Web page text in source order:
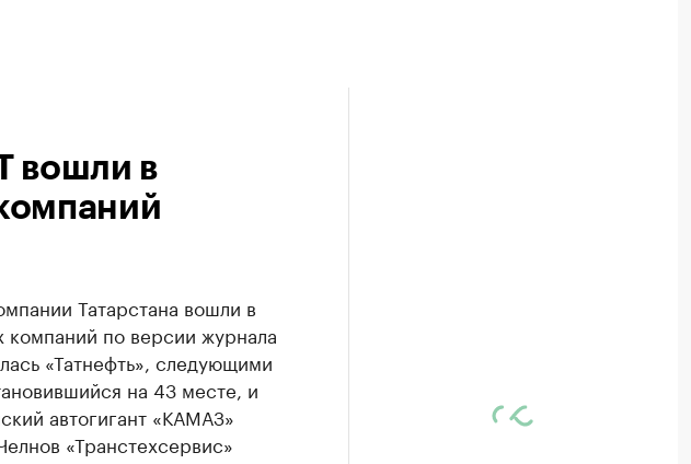
вошли в
Татарстана вошли в
по версии журнала
«Татнефть», следующими
на 43 месте, и
автогигант «КАМАЗ»
«Транстехсервис»